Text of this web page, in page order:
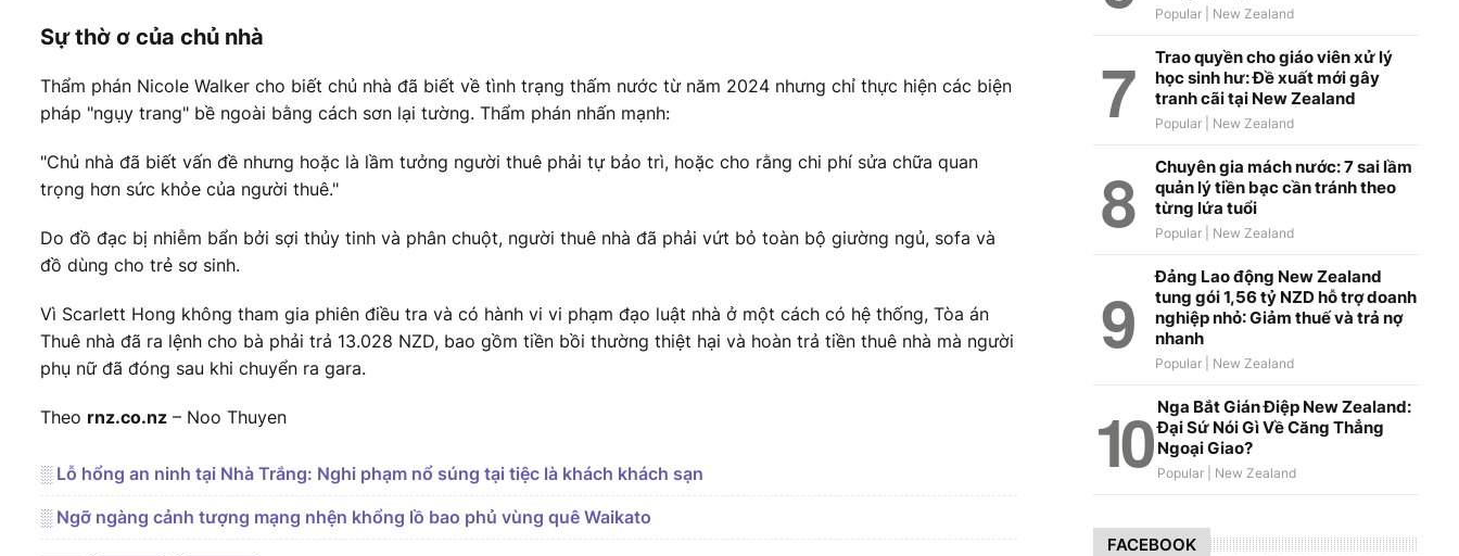
Sự thờ ơ của chủ nhà
Thẩm phán Nicole Walker cho biết chủ nhà đã biết về tình trạng thấm nước từ năm 2024 nhưng chỉ thực hiện các biện
pháp "ngụy trang" bề ngoài bằng cách sơn lại tường. Thẩm phán nhấn mạnh:
"Chủ nhà đã biết vấn đề nhưng hoặc là lầm tưởng người thuê phải tự bảo trì, hoặc cho rằng chi phí sửa chữa quan
trọng hơn sức khỏe của người thuê."
Do đồ đạc bị nhiễm bẩn bởi sợi thủy tinh và phân chuột, người thuê nhà đã phải vứt bỏ toàn bộ giường ngủ, sofa và
đồ dùng cho trẻ sơ sinh.
Vì Scarlett Hong không tham gia phiên điều tra và có hành vi vi phạm đạo luật nhà ở một cách có hệ thống, Tòa án
Thuê nhà đã ra lệnh cho bà phải trả 13.028 NZD, bao gồm tiền bồi thường thiệt hại và hoàn trả tiền thuê nhà mà người
phụ nữ đã đóng sau khi chuyển ra gara.
Theo rnz.co.nz – Noo Thuyen
░ Lỗ hổng an ninh tại Nhà Trắng: Nghi phạm nổ súng tại tiệc là khách khách sạn
░ Ngỡ ngàng cảnh tượng mạng nhện khổng lồ bao phủ vùng quê Waikato
Trao quyền cho giáo viên xử lý
học sinh hư: Đề xuất mới gây
tranh cãi tại New Zealand
Chuyên gia mách nước: 7 sai lầm
quản lý tiền bạc cần tránh theo
từng lứa tuổi
Đảng Lao động New Zealand
tung gói 1,56 tỷ NZD hỗ trợ doanh
nghiệp nhỏ: Giảm thuế và trả nợ
nhanh
Nga Bắt Gián Điệp New Zealand:
Đại Sứ Nói Gì Về Căng Thẳng
Ngoại Giao?
FACEBOOK